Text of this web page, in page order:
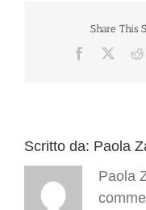
Share This
Facebook
Scritto da: Paola
Paola